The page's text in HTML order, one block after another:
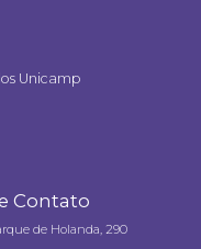
Unicamp
Contato
de Holanda, 290